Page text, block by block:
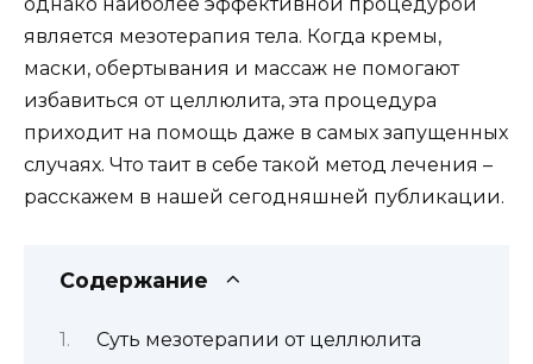
является мезотерапия тела. Когда кремы,
маски, обертывания и массаж не помогают
избавиться от целлюлита, эта процедура
приходит на помощь даже в самых запущенных
случаях. Что таит в себе такой метод лечения –
расскажем в нашей сегодняшней публикации.
Содержание
Суть мезотерапии от целлюлита